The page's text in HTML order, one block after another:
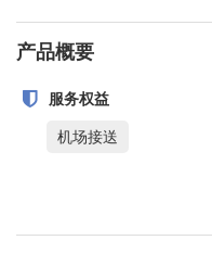
产品概要
服务权益
机场接送